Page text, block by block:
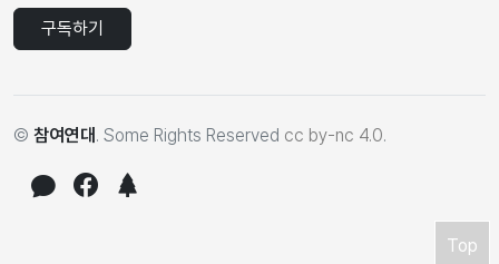
구독하기
© 참여연대 . Some Rights Reserved cc by-nc 4.0.
Top